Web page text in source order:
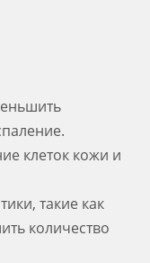
клеток кожи и
такие как
количество